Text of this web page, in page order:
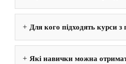
Для кого підходять курси з
Які навички можна